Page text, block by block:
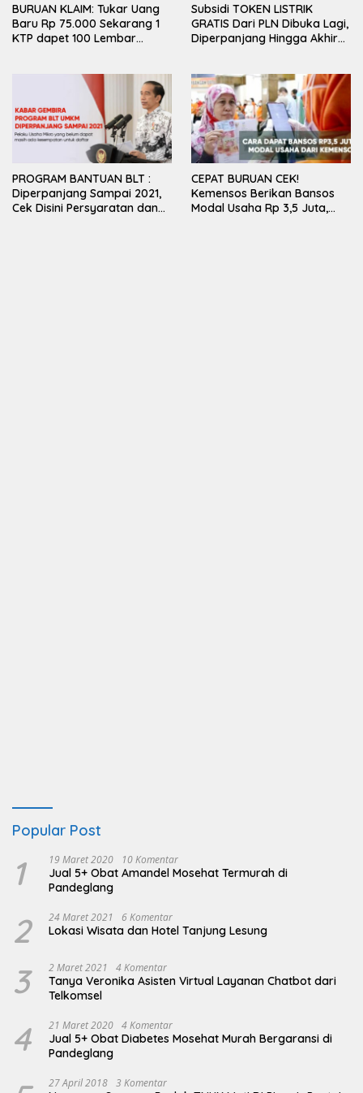
BURUAN KLAIM: Tukar Uang
Baru Rp 75.000 Sekarang 1
KTP dapet 100 Lembar
Subsidi TOKEN LISTRIK
GRATIS Dari PLN Dibuka Lagi,
Diperpanjang Hingga Akhir
PROGRAM BANTUAN BLT :
Diperpanjang Sampai 2021,
Cek Disini Persyaratan dan
CEPAT BURUAN CEK!
Kemensos Berikan Bansos
Modal Usaha Rp 3,5 Juta,
Popular Post
1 19 Maret 2020 10 Komentar
Jual 5+ Obat Amandel Mosehat Termurah di
Pandeglang
2 24 Maret 2021 6 Komentar
Lokasi Wisata dan Hotel Tanjung Lesung
3 2 Maret 2021 4 Komentar
Tanya Veronika Asisten Virtual Layanan Chatbot dari
Telkomsel
4 21 Maret 2020 4 Komentar
Jual 5+ Obat Diabetes Mosehat Murah Bergaransi di
Pandeglang
27 April 2018 3 Komentar